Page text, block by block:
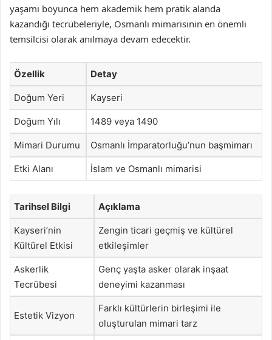
yaşamı boyunca hem akademik hem pratik alanda
kazandığı tecrübeleriyle, Osmanlı mimarisinin en önemli
temsilcisi olarak anılmaya devam edecektir.
Özellik Detay
Doğum Yeri Kayseri
Doğum Yılı 1489 veya 1490
Mimari Durumu Osmanlı İmparatorluğu’nun başmimarı
Etki Alanı İslam ve Osmanlı mimarisi
Tarihsel Bilgi Açıklama
Kayseri’nin
Kültürel Etkisi
Zengin ticari geçmiş ve kültürel
etkileşimler
Askerlik
Tecrübesi
Genç yaşta asker olarak inşaat
deneyimi kazanması
Estetik Vizyon
Farklı kültürlerin birleşimi ile
oluşturulan mimari tarz